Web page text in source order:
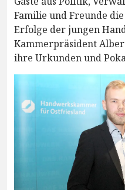
Familie und Freunde
Erfolge der jungen
Kammerpräsident
ihre Urkunden und